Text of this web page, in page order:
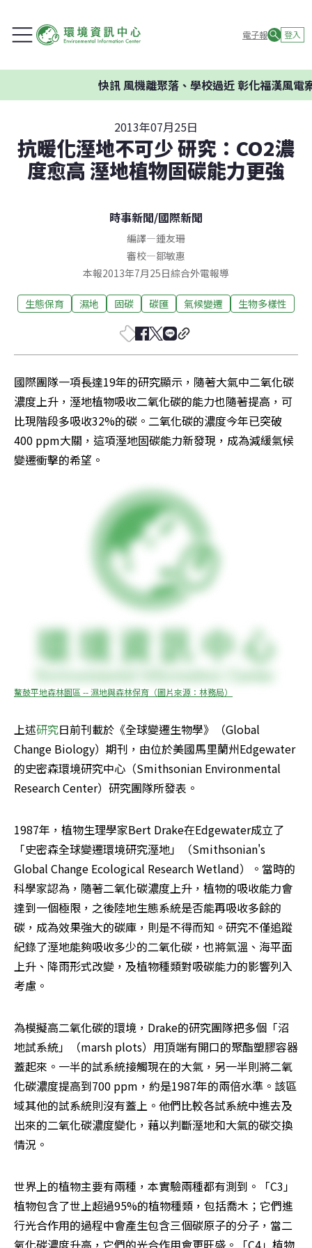
電子報 登入
快訊風機離聚落、學校過近 彰化福漢風電案
2013年07月25日
抗暖化溼地不可少 研究：CO2濃
度愈高 溼地植物固碳能力更強
時事新聞/國際新聞
編譯—鍾友珊
審校—鄒敏惠
本報2013年7月25日綜合外電報導
生態保育 濕地 固碳 碳匯 氣候變遷 生物多樣性
國際團隊一項長達19年的研究顯示，隨著大氣中二氧化碳
濃度上升，溼地植物吸收二氧化碳的能力也隨著提高，可
比現階段多吸收32%的碳。二氧化碳的濃度今年已突破
400 ppm大關，這項溼地固碳能力新發現，成為減緩氣候
變遷衝擊的希望。
鰲鼓平地森林園區 -- 濕地與森林保育（圖片來源：林務局）
上述研究日前刊載於《全球變遷生物學》（Global
Change Biology）期刊，由位於美國馬里蘭州Edgewater
的史密森環境研究中心（Smithsonian Environmental
Research Center）研究團隊所發表。
1987年，植物生理學家Bert Drake在Edgewater成立了
「史密森全球變遷環境研究溼地」（Smithsonian's
Global Change Ecological Research Wetland）。當時的
科學家認為，隨著二氧化碳濃度上升，植物的吸收能力會
達到一個極限，之後陸地生態系統是否能再吸收多餘的
碳，成為效果強大的碳庫，則是不得而知。研究不僅追蹤
紀錄了溼地能夠吸收多少的二氧化碳，也將氣溫、海平面
上升、降雨形式改變，及植物種類對吸碳能力的影響列入
考慮。
為模擬高二氧化碳的環境，Drake的研究團隊把多個「沼
地試系統」（marsh plots）用頂端有開口的聚酯塑膠容器
蓋起來。一半的試系統接觸現在的大氣，另一半則將二氧
化碳濃度提高到700 ppm，約是1987年的兩倍水準。該區
域其他的試系統則沒有蓋上。他們比較各試系統中進去及
出來的二氧化碳濃度變化，藉以判斷溼地和大氣的碳交換
情況。
世界上的植物主要有兩種，本實驗兩種都有測到。「C3」
植物包含了世上超過95%的植物種類，包括喬木；它們進
行光合作用的過程中會產生包含三個碳原子的分子，當二
氧化碳濃度升高，它們的光合作用會更旺盛。「C4」植物